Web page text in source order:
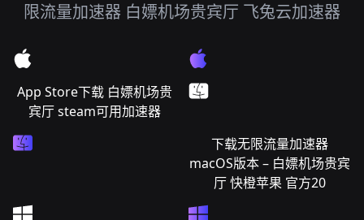
限流量加速器 白嫖机场贵宾厅 飞兔云加速器
App Store下载 白嫖机场贵
宾厅 steam可用加速器
下载无限流量加速器
macOS版本 – 白嫖机场贵宾
厅 快橙苹果 官方20